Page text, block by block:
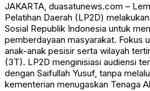
JAKARTA, duasatunews.com –
Pelatihan Daerah (LP2D)
Sosial Republik Indonesia untuk
pemberdayaan masyarakat. Fokus
anak-anak pesisir serta wilayah
(3T). LP2D menginisiasi audiensi
dengan Saifullah Yusuf, tanpa
kementerian menugaskan Tenaga